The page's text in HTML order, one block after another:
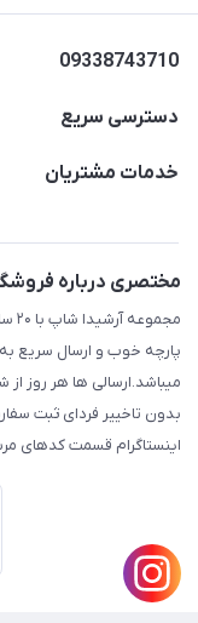
09338743710
دسترسی سریع
حساب کاربری
لیست محصولات
درباره ما
تماس با ما
خدمات مشتریان
مختصری درباره
پارچه خوب و ارسال سریع
میباشد.ارسالی ها هر روز
بدون تاخییر فردای ثبت
اینستاگرام قسمت کدهای